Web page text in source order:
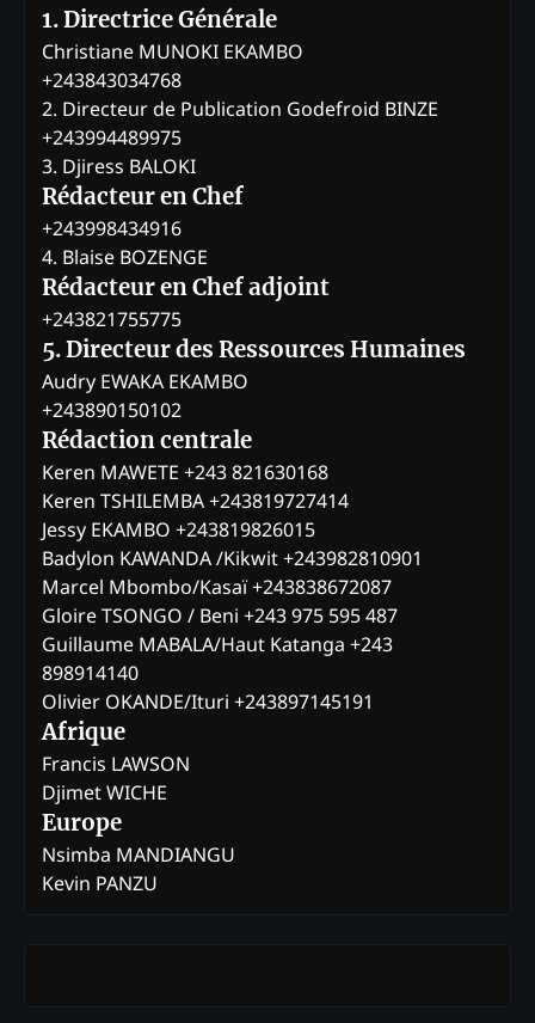
1. Directrice Générale
Christiane MUNOKI EKAMBO
+243843034768
2. Directeur de Publication Godefroid BINZE
+243994489975
3. Djiress BALOKI
Rédacteur en Chef
+243998434916
4. Blaise BOZENGE
Rédacteur en Chef adjoint
+243821755775
5. Directeur des Ressources Humaines
Audry EWAKA EKAMBO
+243890150102
Rédaction centrale
Keren MAWETE +243 821630168
Keren TSHILEMBA +243819727414
Jessy EKAMBO +243819826015
Badylon KAWANDA /Kikwit +243982810901
Marcel Mbombo/Kasaï +243838672087
Gloire TSONGO / Beni +243 975 595 487
Guillaume MABALA/Haut Katanga +243
898914140
Olivier OKANDE/Ituri +243897145191
Afrique
Francis LAWSON
Djimet WICHE
Europe
Nsimba MANDIANGU
Kevin PANZU